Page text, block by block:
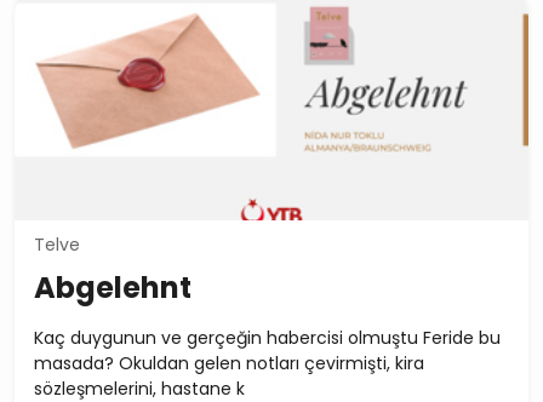
Telve
Abgelehnt
Kaç duygunun ve gerçeğin habercisi olmuştu Feride bu
masada? Okuldan gelen notları çevirmişti, kira
sözleşmelerini, hastane k